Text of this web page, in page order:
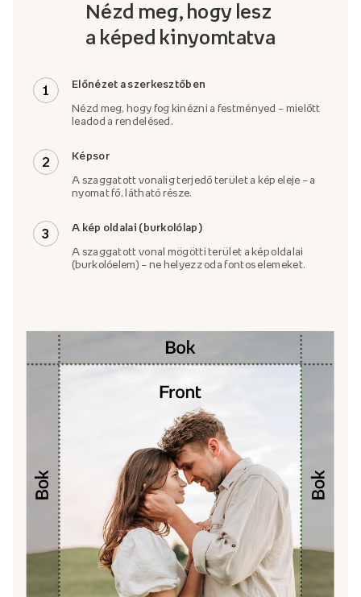
Nézd meg, hogy lesz
a képed kinyomtatva
1 Előnézet a szerkesztőben
Nézd meg, hogy fog kinézni a festményed – mielőtt
leadod a rendelésed.
2 Képsor
A szaggatott vonalig terjedő terület a kép eleje – a
nyomat fő, látható része.
3 A kép oldalai (burkolólap)
A szaggatott vonal mögötti terület a kép oldalai
(burkolóelem) – ne helyezz oda fontos elemeket.